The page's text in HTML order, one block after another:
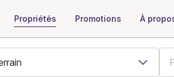
Propriétés Promotions À